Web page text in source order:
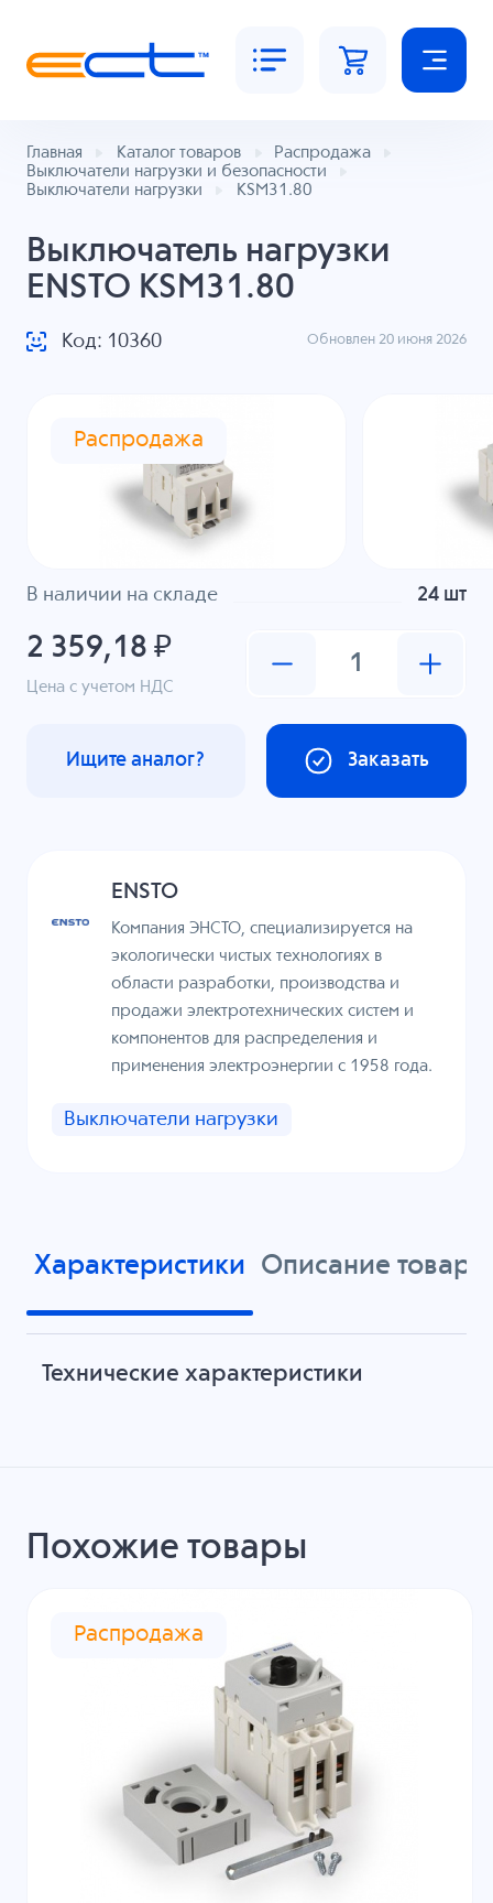
Главная Каталог товаров
Распродажа
Выключатели нагрузки и безопасности
Выключатели нагрузки
KSM31.80
Выключатель нагрузки
ENSTO KSM31.80
Код: 10360 Обновлен 20 июня 2026
Распродажа
В наличии на складе 24 шт
2 359,18 ₽
Цена с учетом НДС
Заказать
Ищите аналог?
ENSTO
Компания ЭНСТО, специализируется на
экологически чистых технологиях в
области разработки, производства и
продажи электротехнических систем и
компонентов для распределения и
применения электроэнергии с 1958 года.
Выключатели нагрузки
Характеристики Описание товара
Технические характеристики
Похожие товары
Распродажа